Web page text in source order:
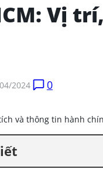
Vị
2024 0